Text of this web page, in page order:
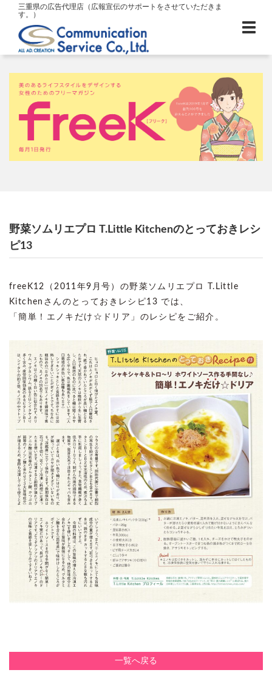
三重県の広告代理店（広報宣伝のサポートをさせていただきま
す。）
野菜ソムリエプロ T.Little Kitchenのとっておきレシ
ピ13
freeK12（2011年9月号）の野菜ソムリエプロ T.Little
Kitchenさんのとっておきレシピ13 では、
「簡単！エノキだけ☆ドリア」のレシピをご紹介。
一覧へ戻る